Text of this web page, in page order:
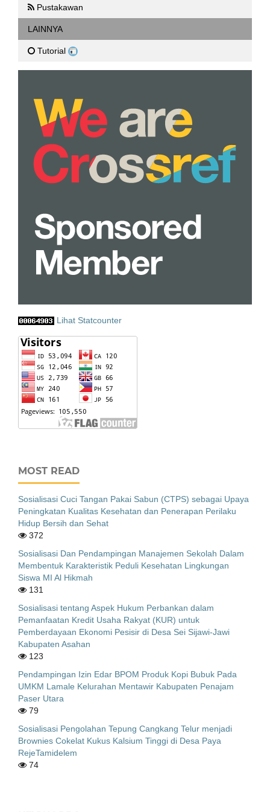
Pustakawan
LAINNYA
Tutorial
Lihat Statcounter
MOST READ
Sosialisasi Cuci Tangan Pakai Sabun (CTPS) sebagai Upaya
Peningkatan Kualitas Kesehatan dan Penerapan Perilaku
Hidup Bersih dan Sehat
372
Sosialisasi Dan Pendampingan Manajemen Sekolah Dalam
Membentuk Karakteristik Peduli Kesehatan Lingkungan
Siswa MI Al Hikmah
131
Sosialisasi tentang Aspek Hukum Perbankan dalam
Pemanfaatan Kredit Usaha Rakyat (KUR) untuk
Pemberdayaan Ekonomi Pesisir di Desa Sei Sijawi-Jawi
Kabupaten Asahan
123
Pendampingan Izin Edar BPOM Produk Kopi Bubuk Pada
UMKM Lamale Kelurahan Mentawir Kabupaten Penajam
Paser Utara
79
Sosialisasi Pengolahan Tepung Cangkang Telur menjadi
Brownies Cokelat Kukus Kalsium Tinggi di Desa Paya
RejeTamidelem
74